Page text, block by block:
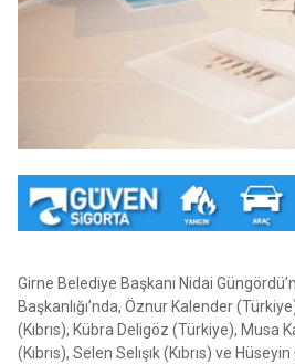
Girne Belediye Başkanı Nidai
Başkanlığı’nda, Öznur Kalender
(Kıbrıs), Kübra Deligöz (Türkiye), Musa
(Kıbrıs), Selen Selışık (Kıbrıs) ve